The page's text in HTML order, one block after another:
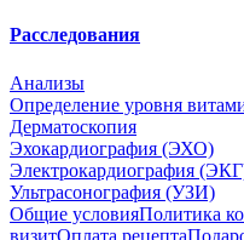
Расследования
Анализы
Определение уровня
Дерматоскопия
Эхокардиография (ЭХО)
Электрокардиография
Ультрасонография (УЗИ)
Общие условияПолитика
визитОплата рецепта